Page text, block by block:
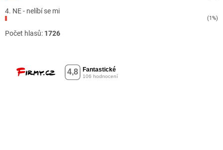
4. NE - nelíbí se mi
(1%)
Počet hlasů: 1726